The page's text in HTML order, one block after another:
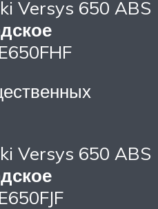
Versys 650 ABS
Versys 650 ABS